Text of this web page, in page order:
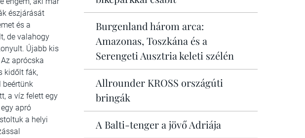
észjárását
és a
de valahogy
Újabb kis
aprócska
kidőlt fák,
beértünk
a víz felett egy
apró
a helyi
Burgenland három arca:
Amazonas, Toszkána és a
Serengeti Ausztria keleti szélén
Allrounder KROSS országúti
bringák
A Balti-tenger a jövő Adriája